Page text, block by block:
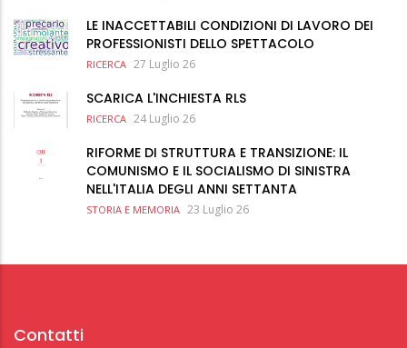
LE INACCETTABILI CONDIZIONI DI LAVORO DEI
PROFESSIONISTI DELLO SPETTACOLO
RICERCA 27 Luglio 26
SCARICA L'INCHIESTA RLS
RICERCA 24 Luglio 26
RIFORME DI STRUTTURA E TRANSIZIONE: IL
COMUNISMO E IL SOCIALISMO DI SINISTRA
NELL'ITALIA DEGLI ANNI SETTANTA
STORIA E MEMORIA 23 Luglio 26
Contatti